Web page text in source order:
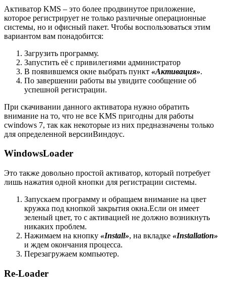
Активатор KMS – это более продвинутое приложение,
которое регистрирует не только различные операционные
системы, но и офисный пакет. Чтобы воспользоваться этим
вариантом вам понадобится:
Загрузить программу.
Запустить её с привилегиями администратор
В появившемся окне выбрать пункт «Активация».
По завершении работы вы увидите сообщение об
успешной регистрации.
При скачивании данного активатора нужно обратить
внимание на то, что не все KMS пригодны для работы
сwindows 7, так как некоторые из них предназначены только
для определенной версииВиндоус.
WindowsLoader
Это также довольно простой активатор, который потребует
лишь нажатия одной кнопки для регистрации системы.
Запускаем программу и обращаем внимание на цвет
кружка под кнопкой закрытия окна.Если он имеет
зеленый цвет, то с активацией не должно возникнуть
никаких проблем.
Нажимаем на кнопку «Install», на вкладке «Installation»
и ждем окончания процесса.
Перезагружаем компьютер.
Re-Loader